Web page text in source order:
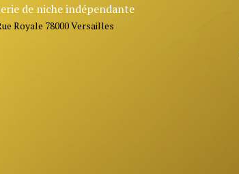
de niche indépendante
Royale 78000 Versailles